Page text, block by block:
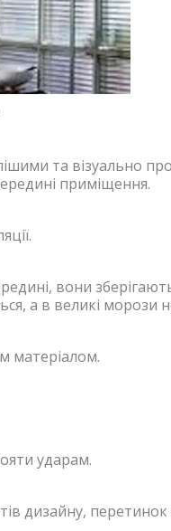
та візуально
приміщення.
вони
а в великі морози
матеріалом.
ударам.
дизайну, перетинок